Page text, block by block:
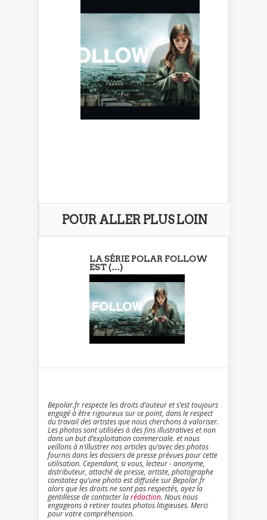
POUR ALLER PLUS LOIN
LA SÉRIE POLAR FOLLOW
EST (…)
Bepolar.fr respecte les droits d’auteur et s’est toujours
engagé à être rigoureux sur ce point, dans le respect
du travail des artistes que nous cherchons à valoriser.
Les photos sont utilisées à des fins illustratives et non
dans un but d’exploitation commerciale. et nous
veillons à n’illustrer nos articles qu’avec des photos
fournis dans les dossiers de presse prévues pour cette
utilisation. Cependant, si vous, lecteur - anonyme,
distributeur, attaché de presse, artiste, photographe
constatez qu’une photo est diffusée sur Bepolar.fr
alors que les droits ne sont pas respectés, ayez la
gentillesse de contacter larédaction. Nous nous
engageons à retirer toutes photos litigieuses. Merci
pour votre compréhension.